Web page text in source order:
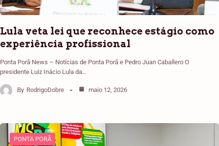
Lula veta lei que reconhece estágio como
experiência profissional
Ponta Porã News – Notícias de Ponta Porã e Pedro Juan Caballero O
presidente Luiz Inácio Lula da…
By RodrigoDobre maio 12, 2026
PONTA PORÃ